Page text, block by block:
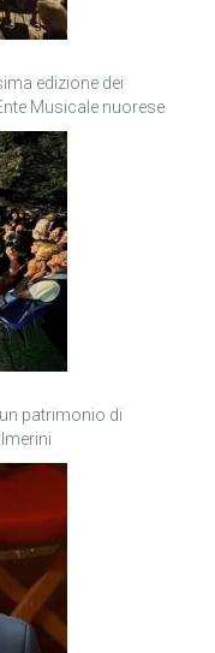
edizione dei
Musicale nuorese
un patrimonio di